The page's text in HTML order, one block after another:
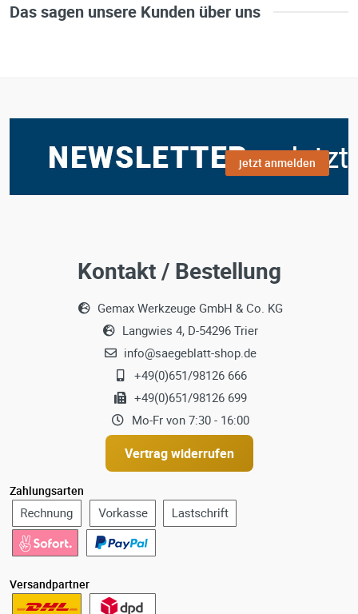
Das sagen unsere Kunden über uns
jetzt anmelden
Kontakt / Bestellung
Gemax Werkzeuge GmbH & Co. KG
Langwies 4, D-54296 Trier
info@saegeblatt-shop.de
+49(0)651/98126 666
+49(0)651/98126 699
Mo-Fr von 7:30 - 16:00
Vertrag widerrufen
Zahlungsarten
Versandpartner